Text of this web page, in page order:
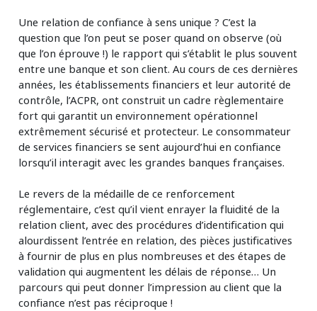
Une relation de confiance à sens unique ? C’est la
question que l’on peut se poser quand on observe (où
que l’on éprouve !) le rapport qui s’établit le plus souvent
entre une banque et son client. Au cours de ces dernières
années, les établissements financiers et leur autorité de
contrôle, l’ACPR, ont construit un cadre règlementaire
fort qui garantit un environnement opérationnel
extrêmement sécurisé et protecteur. Le consommateur
de services financiers se sent aujourd’hui en confiance
lorsqu’il interagit avec les grandes banques françaises.
Le revers de la médaille de ce renforcement
réglementaire, c’est qu’il vient enrayer la fluidité de la
relation client, avec des procédures d’identification qui
alourdissent l’entrée en relation, des pièces justificatives
à fournir de plus en plus nombreuses et des étapes de
validation qui augmentent les délais de réponse… Un
parcours qui peut donner l’impression au client que la
confiance n’est pas réciproque !